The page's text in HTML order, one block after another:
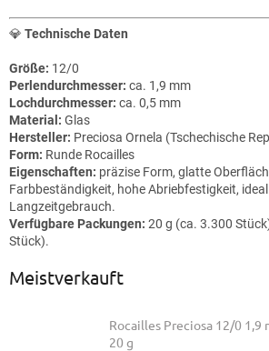
💎 Technische Daten
Größe: 12/0
Perlendurchmesser: ca. 1,9 mm
Lochdurchmesser: ca. 0,5 mm
Material: Glas
Hersteller: Preciosa Ornela (Tschechische
Form: Runde Rocailles
Eigenschaften: präzise Form, glatte
Farbbeständigkeit, hohe Abriebfestigkeit,
Langzeitgebrauch.
Verfügbare Packungen: 20 g (ca. 3.300
Stück).
Meistverkauft
Rocailles Preciosa 12/0 1,9
20 g